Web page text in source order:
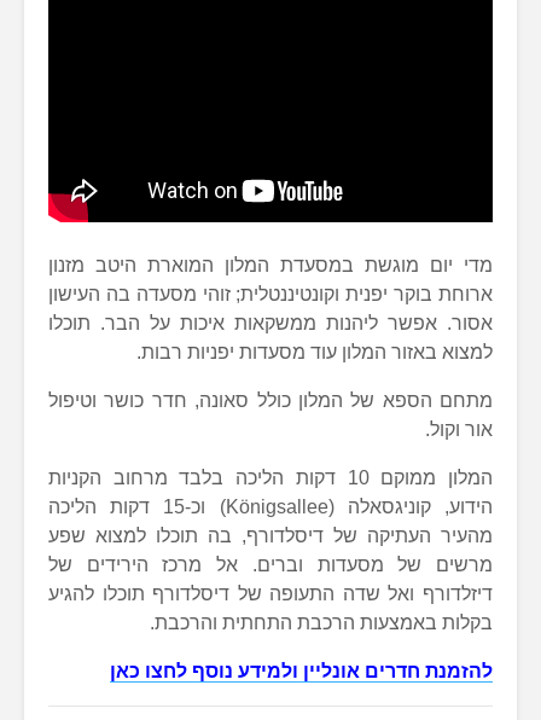
מדי יום מוגשת במסעדת המלון המוארת היטב מזנון
ארוחת בוקר יפנית וקונטיננטלית; זוהי מסעדה בה העישון
אסור. אפשר ליהנות ממשקאות איכות על הבר. תוכלו
למצוא באזור המלון עוד מסעדות יפניות רבות.
מתחם הספא של המלון כולל סאונה, חדר כושר וטיפול
אור וקול.
המלון ממוקם 10 דקות הליכה בלבד מרחוב הקניות
הידוע, קוניגסאלה (Königsallee) וכ-15 דקות הליכה
מהעיר העתיקה של דיסלדורף, בה תוכלו למצוא שפע
מרשים של מסעדות וברים. אל מרכז הירידים של
דיזלדורף ואל שדה התעופה של דיסלדורף תוכלו להגיע
בקלות באמצעות הרכבת התחתית והרכבת.
להזמנת חדרים אונליין ולמידע נוסף לחצו כאן